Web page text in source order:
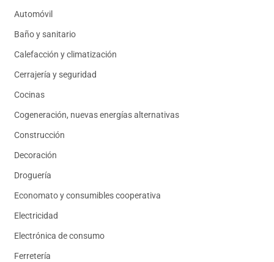
Automóvil
Baño y sanitario
Calefacción y climatización
Cerrajería y seguridad
Cocinas
Cogeneración, nuevas energías alternativas
Construcción
Decoración
Droguería
Economato y consumibles cooperativa
Electricidad
Electrónica de consumo
Ferretería